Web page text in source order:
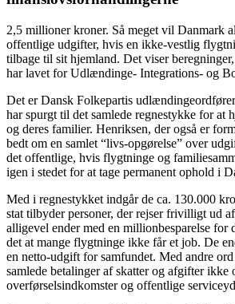
2,5 millioner kroner. Så meget vil Danmark
offentlige udgifter, hvis en ikke-vestlig
tilbage til sit hjemland. Det viser
har lavet for Udlændinge- Integrations- og
Det er Dansk Folkepartis
har spurgt til det samlede regnestykke for at
og deres familier. Henriksen, der også er
bedt om en samlet “livs-opgørelse” over
det offentlige, hvis flygtninge og
igen i stedet for at tage permanent ophold i
Med i regnestykket indgår de ca. 130.000
stat tilbyder personer, der rejser frivilligt ud
alligevel ender med en millionbesparelse for
det at mange flygtninge ikke får et job. De
en netto-udgift for samfundet. Med andre
samlede betalinger af skatter og afgifter ikke
overførselsindkomster og offentlige